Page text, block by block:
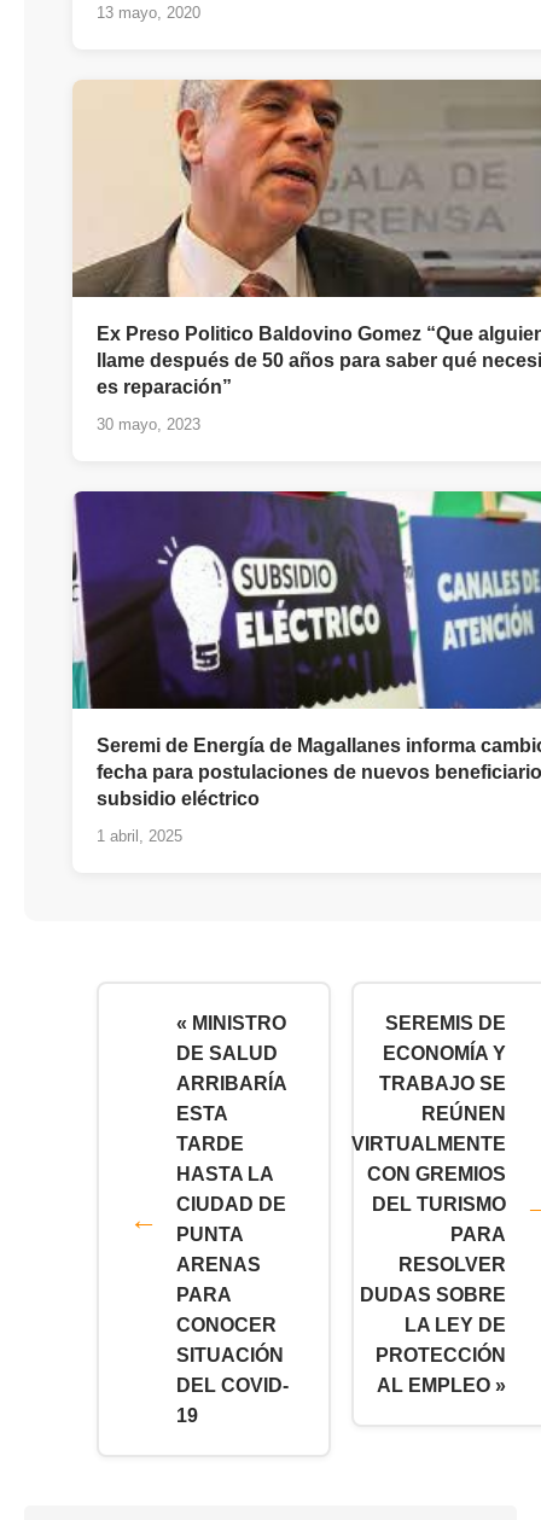
13 mayo, 2020
Ex Preso Politico Baldovino Gomez “Que
llame después de 50 años para saber qué
es reparación”
30 mayo, 2023
Seremi de Energía de Magallanes informa
fecha para postulaciones de nuevos
subsidio eléctrico
1 abril, 2025
« MINISTRO
DE SALUD
ARRIBARÍA
ESTA
TARDE
HASTA LA
CIUDAD DE
PUNTA
ARENAS
PARA
CONOCER
SITUACIÓN
DEL COVID-
19
SEREMIS DE
ECONOMÍA Y
TRABAJO SE
REÚNEN
VIRTUALMENTE
CON GREMIOS
DEL TURISMO
PARA
RESOLVER
DUDAS SOBRE
LA LEY DE
PROTECCIÓN
AL EMPLEO »